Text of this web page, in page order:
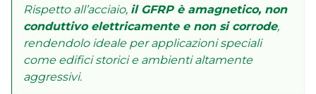
Rispetto all’acciaio, il GFRP è amagnetico, non
conduttivo elettricamente e non si corrode,
rendendolo ideale per applicazioni speciali
come edifici storici e ambienti altamente
aggressivi.